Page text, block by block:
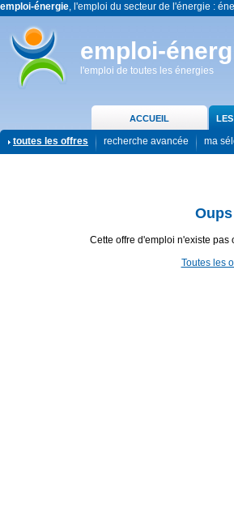
emploi-énergie, l'emploi du secteur de l'énergie :
emploi-
l'emploi de toutes les énergies
ACCUEIL
toutes les offres recherche avancée ma
Cette offre d'emploi n'existe
Toutes les